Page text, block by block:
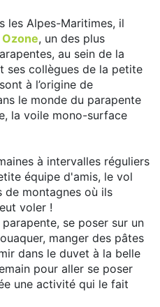
les Alpes-Maritimes, il
Ozone, un des plus
au sein de la
ses collègues de la petite
à l’origine de
le monde du parapente
la voile mono-surface
à intervalles réguliers
équipe d'amis, le vol
montagnes où ils
voler !
se poser sur un
manger des pâtes
dans le duvet à la belle
pour aller se poser
une activité qui le fait